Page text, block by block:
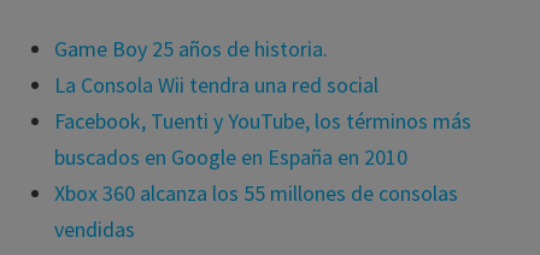
Game Boy 25 años de historia.
La Consola Wii tendra una red social
Facebook, Tuenti y YouTube, los términos más
buscados en Google en España en 2010
Xbox 360 alcanza los 55 millones de consolas
vendidas